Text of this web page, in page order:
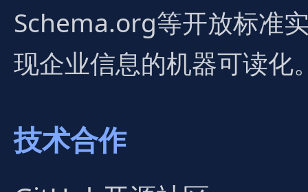
Schema.org等开放标准
现企业信息的机器可读化
技术合作